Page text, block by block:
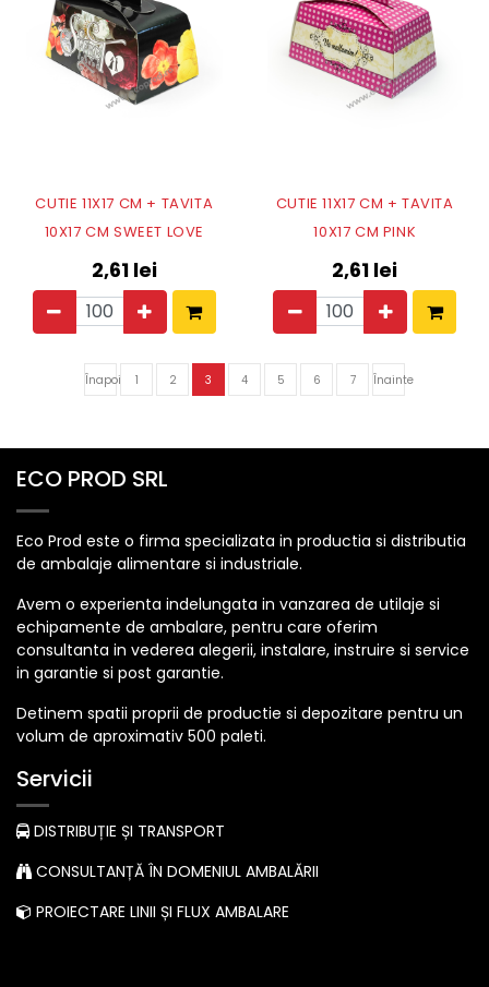
CUTIE 11X17 CM + TAVITA
10X17 CM SWEET LOVE
2,61lei
CUTIE 11X17 CM + TAVITA
10X17 CM PINK
2,61 lei
Înapoi 1 2 3 4 5 6 7 Înainte
ECO PROD SRL
Eco Prod este o firma specializata in productia si distributia
de ambalaje alimentare si industriale.
Avem o experienta indelungata in vanzarea de utilaje si
echipamente de ambalare, pentru care oferim
consultanta in vederea alegerii, instalare, instruire si service
in garantie si post garantie.
Detinem spatii proprii de productie si depozitare pentru un
volum de aproximativ 500 paleti.
Servicii
DISTRIBUȚIE ȘI TRANSPORT
CONSULTANȚĂ ÎN DOMENIUL AMBALĂRII
PROIECTARE LINII ȘI FLUX AMBALARE